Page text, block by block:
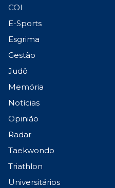
COI
E-Sports
Esgrima
Gestão
Judô
Memória
Notícias
Opinião
Radar
Taekwondo
Triathlon
Universitários